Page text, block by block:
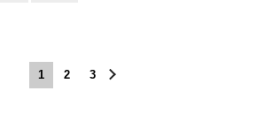
1 2 3